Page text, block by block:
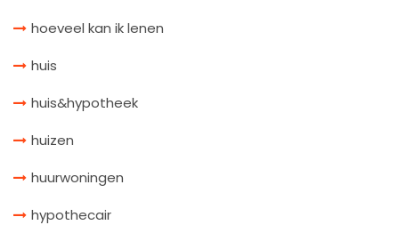
hoeveel kan ik lenen
huis
huis&hypotheek
huizen
huurwoningen
hypothecair